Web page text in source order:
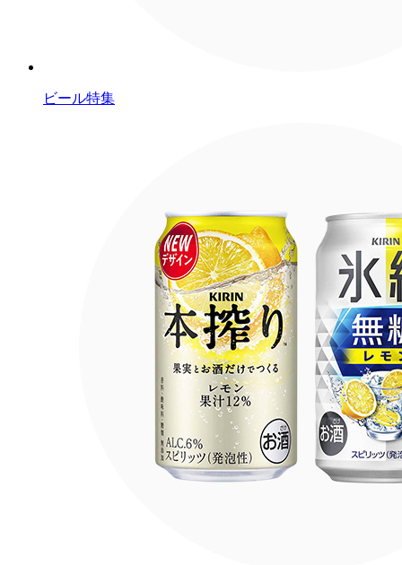
ビール特集